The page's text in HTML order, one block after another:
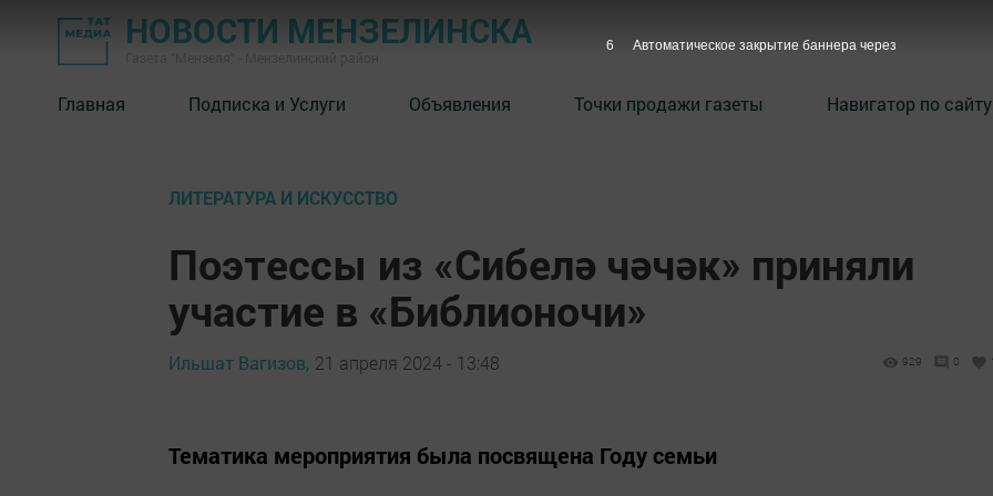
НОВОСТИ МЕНЗЕЛИНСКА
Главная Подписка и Услуги Объявления Точки продажи газеты Навигатор по сайту
ЛИТЕРАТУРА И ИСКУССТВО
Поэтессы из «Сибелә чәчәк» приняли
участие в «Библионочи»
Ильшат Вагизов, 21 апреля 2024 - 13:48 929 0
Тематика мероприятия была посвящена Году семьи
4 Автоматическое закрытие баннера через